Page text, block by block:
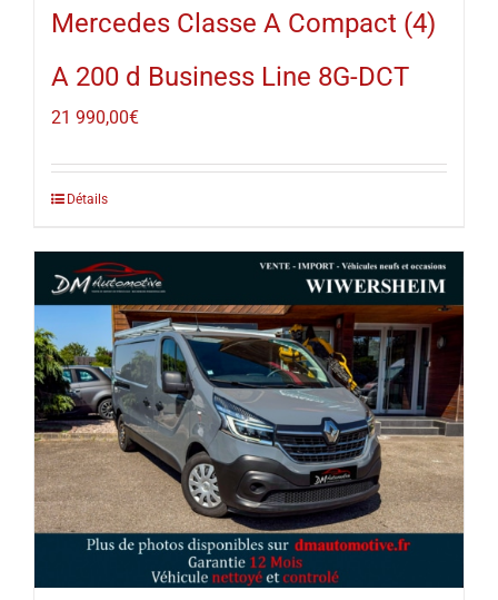
Mercedes Classe A Compact (4)
A 200 d Business Line 8G-DCT
21 990,00€
Détails